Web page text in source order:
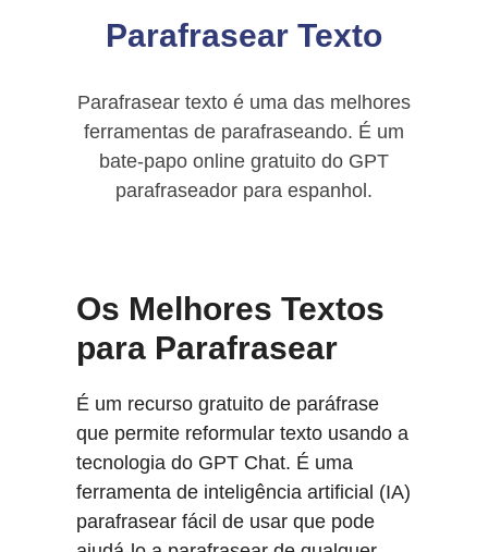
Parafrasear Texto
Parafrasear texto é uma das melhores
ferramentas de parafraseando. É um
bate-papo online gratuito do GPT
parafraseador para espanhol.
Os Melhores Textos
para Parafrasear
É um recurso gratuito de paráfrase
que permite reformular texto usando a
tecnologia do GPT Chat. É uma
ferramenta de inteligência artificial (IA)
parafrasear fácil de usar que pode